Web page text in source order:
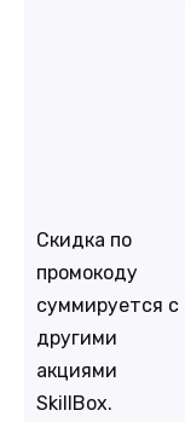
Скидка по
промокоду
суммируется с
другими
акциями
SkillBox.